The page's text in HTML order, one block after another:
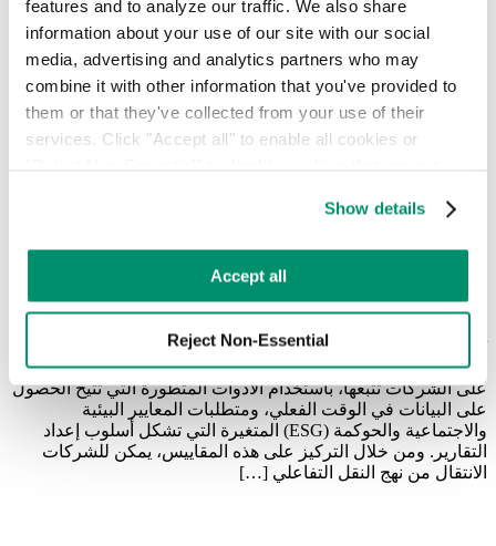
features and to analyze our traffic. We also share
information about your use of our site with our social
media, advertising and analytics partners who may
combine it with other information that you've provided to
them or that they've collected from your use of their
services. Click "Accept all" to enable all cookies or
preferences by toggling the different kinds of cookies.
Privacy Policy.
Show details
Accept all
Reject Non-Essential
وفقًا لأحدث البيانات الصادرة عن وكالة حماية البيئة (EPA)، تنتج
الولايات المتحدة ما يقارب 292.4 مليون طن من النفايات الصلبة
البلدية سنويًّا، حيث يتم إرسال حوالي 50% من هذه النفايات مباشرةً
إلى مدافن النفايات. ويؤدي هذا الاعتماد على نماذج التخلص من
النفايات التي عفا عليها الزمن إلى مشاكل اقتصادية خطيرة، ويزيد
من انبعاثات الكربون والميثان، ويعرض المؤسسات لرسوم لا يمكن
التنبؤ بها. ولهذا السبب، فإن إعطاء الأولوية لـ […]
مؤشرات الأداء الرئيسية الأساسية لإدارة
يُقاس الآن من خلال الكفاءة التشغيلية، والسيطرة على التكاليف،
والاستدامة القابلة للتحقق. وهناك مؤشرات أداء رئيسية حيوية يجب
على الشركات تتبعها، باستخدام الأدوات المتطورة التي تتيح الحصول
على البيانات في الوقت الفعلي، ومتطلبات المعايير البيئية
والاجتماعية والحوكمة (ESG) المتغيرة التي تشكل أسلوب إعداد
التقارير. ومن خلال التركيز على هذه المقاييس، يمكن للشركات
الانتقال من نهج النقل التفاعلي […]